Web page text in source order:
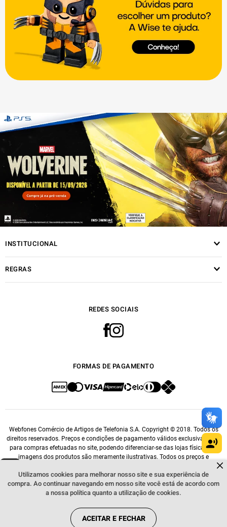
Dúvidas sobre produtos?
Utilizamos cookies para melhorar nosso site e sua experiência de
compra. Ao continuar navegando em nosso site você está de acordo com
a nossa política quanto a utilização de cookies.
ACEITAR E FECHAR
INSTITUCIONAL
REGRAS
REDES SOCIAIS
FORMAS DE PAGAMENTO
Webfones Comércio de Artigos de Telefonia S.A. Copyright © 2018. Todos os
direitos reservados. Preços e condições de pagamento válidos exclusivamente
para compras efetuadas no site, podendo diferenciar-se das lojas físicas. As
imagens dos produtos são meramente ilustrativas. Todos os preços e
14.548.476/0001-76.